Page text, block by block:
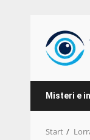
Inhalt
springen
Misteri e
Start